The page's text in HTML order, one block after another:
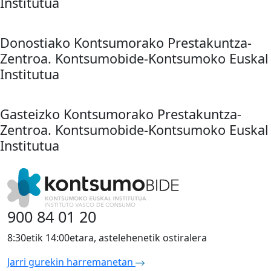
Donostiako Kontsumorako Prestakuntza-
Zentroa. Kontsumobide-Kontsumoko Euskal
Institutua
Gasteizko Kontsumorako Prestakuntza-
Zentroa. Kontsumobide-Kontsumoko Euskal
Institutua
900 84 01 20
8:30etik 14:00etara, astelehenetik ostiralera
Jarri gurekin harremanetan